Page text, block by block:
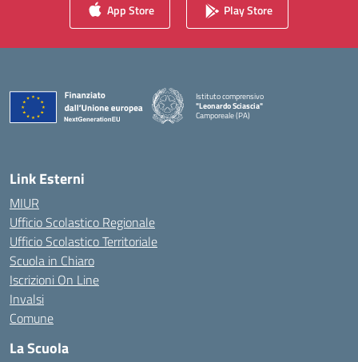
App Store Play Store
Istituto comprensivo
"Leonardo Sciascia"
Camporeale (PA)
— Visita la pagina iniziale della scuola
Link Esterni
MIUR
Ufficio Scolastico Regionale
Ufficio Scolastico Territoriale
Scuola in Chiaro
Iscrizioni On Line
Invalsi
Comune
La Scuola